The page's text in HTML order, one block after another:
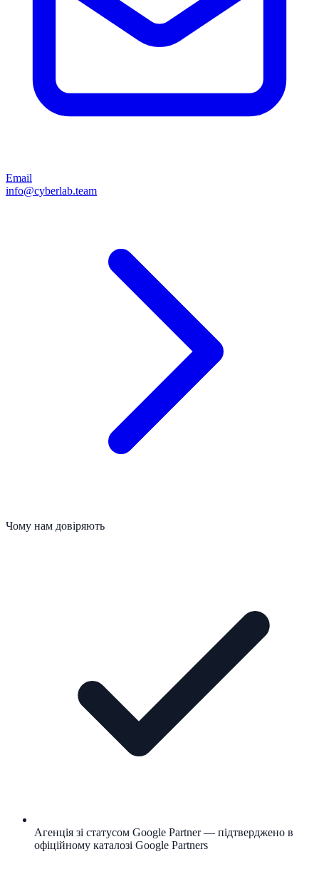
Email
info@cyberlab.team
Чому нам довіряють
Агенція зі статусом Google Partner — підтверджено в
офіційному каталозі Google Partners